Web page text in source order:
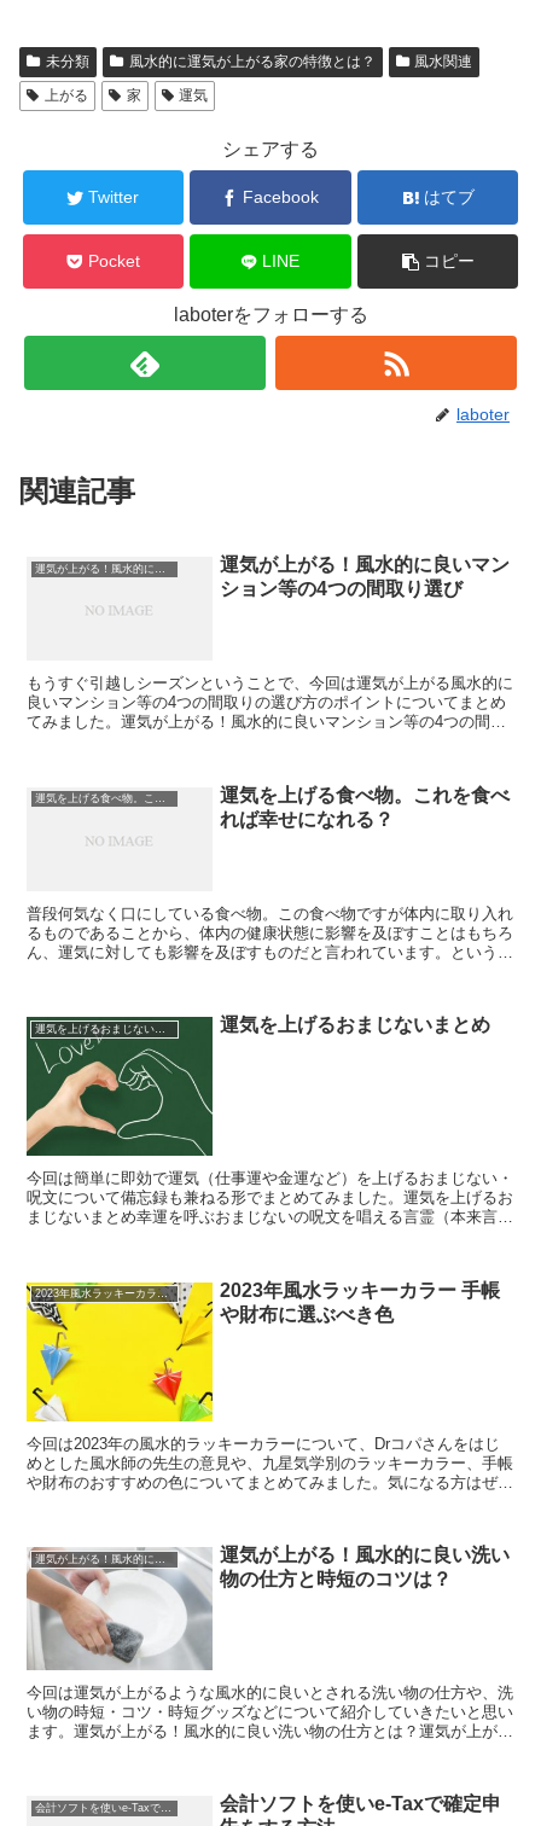
未分類 風水的に運気が上がる家の特徴とは？
風水関連
上がる
家 運気
シェアする
Twitter Facebook はてブ
Pocket LINE コピー
laboterをフォローする
laboter
関連記事
運気が上がる！風水的に良いマン
ション等の4つの間取り選び
もうすぐ引越しシーズンということで、今回は運気が上がる風水的に
良いマンション等の4つの間取りの選び方のポイントについてまとめ
てみました。運気が上がる！風水的に良いマンション等の4つの間取
運気を上げる食べ物。これを食べれば幸せになれる？
運気を上げる食べ物。これを食べ
れば幸せになれる？
普段何気なく口にしている食べ物。この食べ物ですが体内に取り入れ
るものであることから、体内の健康状態に影響を及ぼすことはもちろ
ん、運気に対しても影響を及ぼすものだと言われています。というこ
運気を上げるおまじないまとめ 運気を上げるおまじないまとめ
今回は簡単に即効で運気（仕事運や金運など）を上げるおまじない・
呪文について備忘録も兼ねる形でまとめてみました。運気を上げるお
まじないまとめ幸運を呼ぶおまじないの呪文を唱える言霊（本来言葉
2023年風水ラッキーカラー 手帳や財布に選ぶべき色
2023年風水ラッキーカラー 手帳
や財布に選ぶべき色
今回は2023年の風水的ラッキーカラーについて、Drコパさんをはじ
めとした風水師の先生の意見や、九星気学別のラッキーカラー、手帳
や財布のおすすめの色についてまとめてみました。気になる方はぜひ
運気が上がる！風水的に良い洗い
物の仕方と時短のコツは？
今回は運気が上がるような風水的に良いとされる洗い物の仕方や、洗
い物の時短・コツ・時短グッズなどについて紹介していきたいと思い
ます。運気が上がる！風水的に良い洗い物の仕方とは？運気が上がる
会計ソフトを使いe-Taxで確定申告をする方法
会計ソフトを使いe-Taxで確定申